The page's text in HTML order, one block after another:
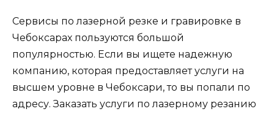
Сервисы по лазерной резке и гравировке в
Чебоксарах пользуются большой
популярностью. Если вы ищете надежную
компанию, которая предоставляет услуги на
высшем уровне в Чебоксари, то вы попали по
адресу. Заказать услуги по лазерному резанию